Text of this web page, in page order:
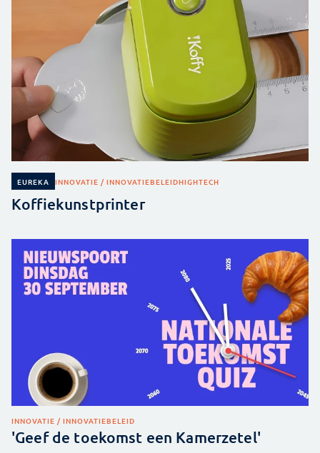
EUREKA INNOVATIE / INNOVATIEBELEIDHIGHTECH
Koffiekunstprinter
INNOVATIE / INNOVATIEBELEID
'Geef de toekomst een Kamerzetel'